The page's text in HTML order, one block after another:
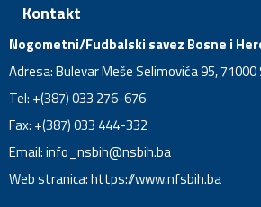
Kontakt
Nogometni/Fudbalski savez Bosne i
Adresa: Bulevar Meše Selimovića 95, 71000
Tel: +(387) 033 276-676
Fax: +(387) 033 444-332
Email:info_nsbih@nsbih.ba
Web stranica: https://www.nfsbih.ba